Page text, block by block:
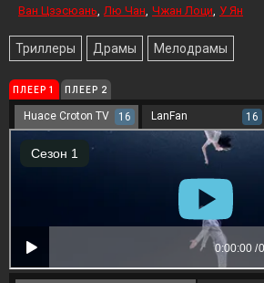
Ван Цзэсюань Лю Чан Чжан Лоци У Ян
Триллеры Драмы Мелодрамы
ПЛЕЕР 1 ПЛЕЕР 2
Huace Croton TV 16 LanFan 16